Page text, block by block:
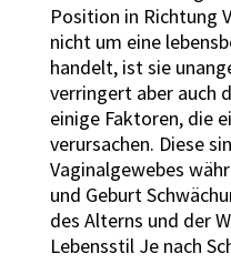
Position in Richtung
nicht um eine
handelt, ist sie
verringert aber auch
einige Faktoren, die
verursachen. Diese
Vaginalgewebes
und Geburt
des Alterns und der
Lebensstil Je nach